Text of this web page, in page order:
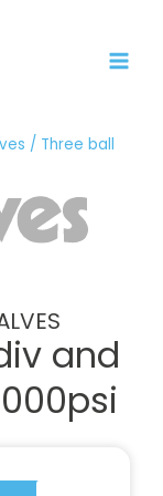
/ Three ball
and